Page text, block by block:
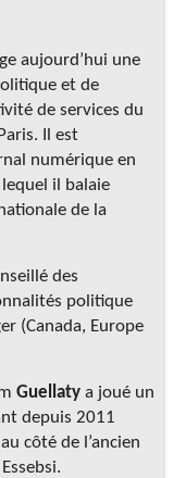
aujourd’hui une
et de
de services du
Il est
numérique en
lequel il balaie
de la
des
politique
(Canada, Europe
Guellaty a joué un
depuis 2011
côté de l’ancien